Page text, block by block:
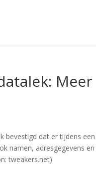
dat er tijdens
namen, adresgegevens
tweakers.net)